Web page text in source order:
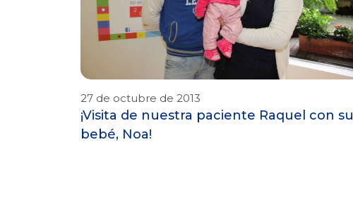
27 de octubre de 2013
¡Visita de nuestra paciente Raquel con su
bebé, Noa!